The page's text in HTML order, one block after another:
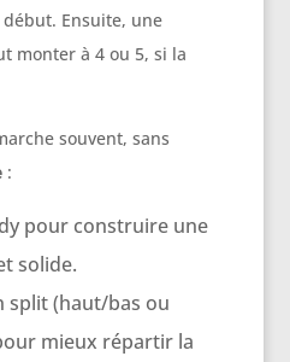
Ensuite, une
monter à 4 ou 5, si la
souvent, sans
:
pour construire une
solide.
split (haut/bas ou
mieux répartir la